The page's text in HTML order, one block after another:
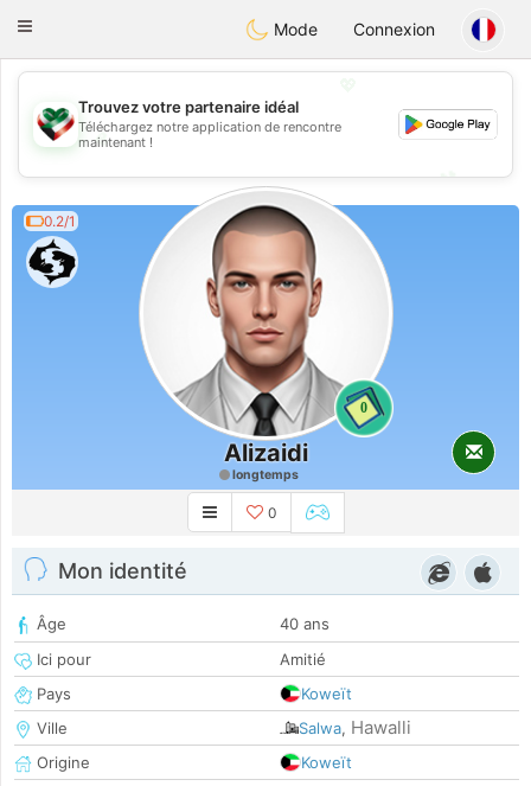
KuwaitChat
Toggle
Mode Connexion
💖
💕
💕
Trouvez votre partenaire idéal
Téléchargez notre application de rencontre
maintenant !
0.2/1
0
Alizaidi
longtemps
0
Mon identité
Âge
40 ans
Ici pour
Amitié
Pays
Koweït
Ville
Salwa, Hawalli
Origine
Koweït